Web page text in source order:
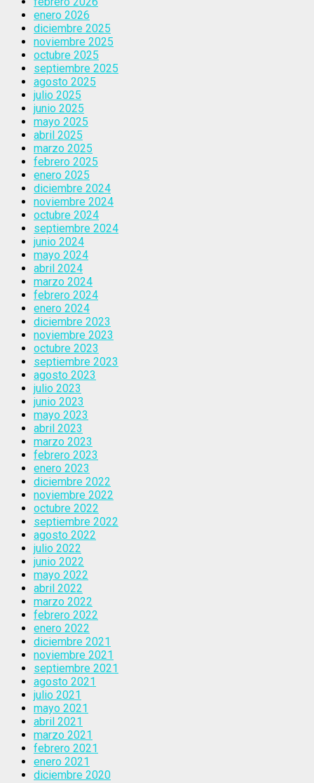
enero 2026
diciembre 2025
noviembre 2025
octubre 2025
septiembre 2025
agosto 2025
julio 2025
junio 2025
mayo 2025
abril 2025
marzo 2025
febrero 2025
enero 2025
diciembre 2024
noviembre 2024
octubre 2024
septiembre 2024
junio 2024
mayo 2024
abril 2024
marzo 2024
febrero 2024
enero 2024
diciembre 2023
noviembre 2023
octubre 2023
septiembre 2023
agosto 2023
julio 2023
junio 2023
mayo 2023
abril 2023
marzo 2023
febrero 2023
enero 2023
diciembre 2022
noviembre 2022
octubre 2022
septiembre 2022
agosto 2022
julio 2022
junio 2022
mayo 2022
abril 2022
marzo 2022
febrero 2022
enero 2022
diciembre 2021
noviembre 2021
septiembre 2021
agosto 2021
julio 2021
mayo 2021
abril 2021
marzo 2021
febrero 2021
enero 2021
diciembre 2020